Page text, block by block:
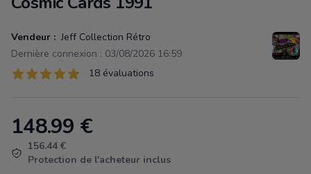
Vendeur : Jeff Collection Rétro
Dernière connexion : 03/08/2026 16:59
Évaluations
18 sur 5 étoiles 18 évaluations
Product information
148.99 €
156.44 €
Protection de l'acheteur inclus